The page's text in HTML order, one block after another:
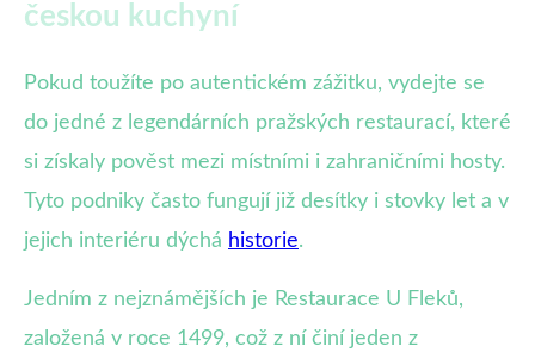
českou kuchyní
Pokud toužíte po autentickém zážitku, vydejte se
do jedné z legendárních pražských restaurací, které
si získaly pověst mezi místními i zahraničními hosty.
Tyto podniky často fungují již desítky i stovky let a v
jejich interiéru dýchá historie.
Jedním z nejznámějších je Restaurace U Fleků,
založená v roce 1499, což z ní činí jeden z